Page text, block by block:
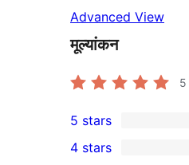
Advanced View
मूल्यांकन
5
1
5-
5 stars
4 stars